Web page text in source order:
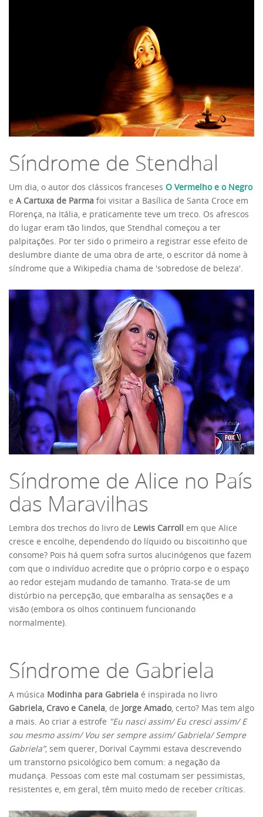
Síndrome de Stendhal
Um dia, o autor dos clássicos franceses O Vermelho e o Negro
e A Cartuxa de Parma foi visitar a Basílica de Santa Croce em
Florença, na Itália, e praticamente teve um treco. Os afrescos
do lugar eram tão lindos, que Stendhal começou a ter
palpitações. Por ter sido o primeiro a registrar esse efeito de
deslumbre diante de uma obra de arte, o escritor dá nome à
síndrome que a Wikipedia chama de 'sobredose de beleza'.
Síndrome de Alice no País
das Maravilhas
Lembra dos trechos do livro de Lewis Carroll em que Alice
cresce e encolhe, dependendo do líquido ou biscoitinho que
consome? Pois há quem sofra surtos alucinógenos que fazem
com que o indivíduo acredite que o próprio corpo e o espaço
ao redor estejam mudando de tamanho. Trata-se de um
distúrbio na percepção, que embaralha as sensações e a
visão (embora os olhos continuem funcionando
normalmente).
Síndrome de Gabriela
A música Modinha para Gabriela é inspirada no livro
Gabriela, Cravo e Canela, de Jorge Amado, certo? Mas tem algo
a mais. Ao criar a estrofe "Eu nasci assim/ Eu cresci assim/ E
sou mesmo assim/ Vou ser sempre assim/ Gabriela/ Sempre
Gabriela”, sem querer, Dorival Caymmi estava descrevendo
um transtorno psicológico bem comum: a negação da
mudança. Pessoas com este mal costumam ser pessimistas,
resistentes e, em geral, têm muito medo de receber críticas.